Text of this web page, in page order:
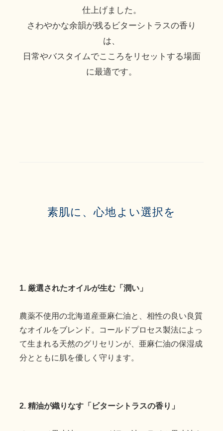
仕上げました。
さわやかな余韻が残るビターシトラスの香り
は、
日常やバスタイムでこころをリセットする場面
に最適です。
素肌に、心地よい選択を
1. 厳選されたオイルが生む「潤い」
農薬不使用の北海道産亜麻仁油と、相性の良い良質
なオイルをブレンド。コールドプロセス製法によっ
て生まれる天然のグリセリンが、亜麻仁油の保湿成
分とともに肌を優しく守ります。
2. 精油が織りなす「ビターシトラスの香り」